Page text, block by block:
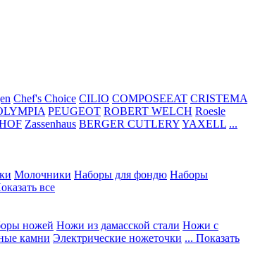
Chef's Choice CILIO COMPOSEEAT CRISTEMA
PEUGEOT ROBERT WELCH Roesle
Zassenhaus BERGER CUTLERYYAXELL ...
Молочники Наборы для фондю Наборы
все
ножей Ножи из дамасской стали Ножи с
камни Электрические ножеточки ... Показать